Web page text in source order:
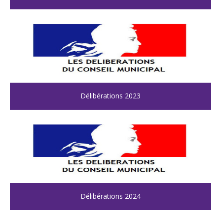
Délibérations 2023
Délibérations 2024